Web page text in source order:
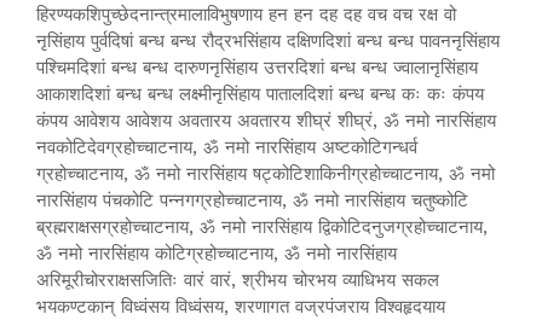
हिरण्यकशिपुच्छेदनान्त्रमालाविभुषणाय हन हन दह दह वच वच रक्ष वो
नृसिंहाय पुर्वदिषां बन्ध बन्ध रौद्रभसिंहाय दक्षिणदिशां बन्ध बन्ध पावननृसिंहाय
पश्चिमदिशां बन्ध बन्ध दारुणनृसिंहाय उत्तरदिशां बन्ध बन्ध ज्वालानृसिंहाय
आकाशदिशां बन्ध बन्ध लक्ष्मीनृसिंहाय पातालदिशां बन्ध बन्ध कः कः कंपय
कंपय आवेशय आवेशय अवतारय अवतारय शीघ्रं शीघ्रं, ॐ नमो नारसिंहाय
नवकोटिदेवग्रहोच्चाटनाय, ॐ नमो नारसिंहाय अष्टकोटिगन्धर्व
ग्रहोच्चाटनाय, ॐ नमो नारसिंहाय षट्कोटिशाकिनीग्रहोच्चाटनाय, ॐ नमो
नारसिंहाय पंचकोटि पन्नगग्रहोच्चाटनाय, ॐ नमो नारसिंहाय चतुष्कोटि
ब्रह्मराक्षसग्रहोच्चाटनाय, ॐ नमो नारसिंहाय द्विकोटिदनुजग्रहोच्चाटनाय,
ॐ नमो नारसिंहाय कोटिग्रहोच्चाटनाय, ॐ नमो नारसिंहाय
अरिमूरीचोरराक्षसजितिः वारं वारं, श्रीभय चोरभय व्याधिभय सकल
भयकण्टकान् विध्वंसय विध्वंसय, शरणागत वज्रपंजराय विश्वहृदयाय